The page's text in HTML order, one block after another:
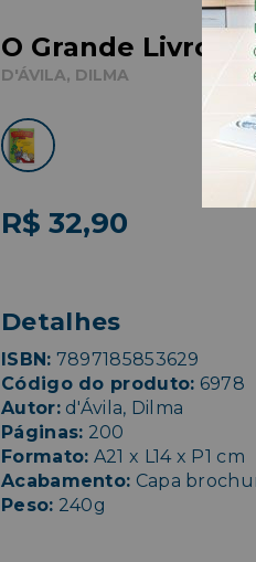
O Grande Livro
D'ÁVILA, DILMA
R$ 32,90
Detalhes
ISBN: 7897185853629
Código do produto: 6978
Autor:d'Ávila, Dilma
Páginas: 200
Formato: A21 x L14 x P1 cm
Acabamento: Capa
Peso: 240g